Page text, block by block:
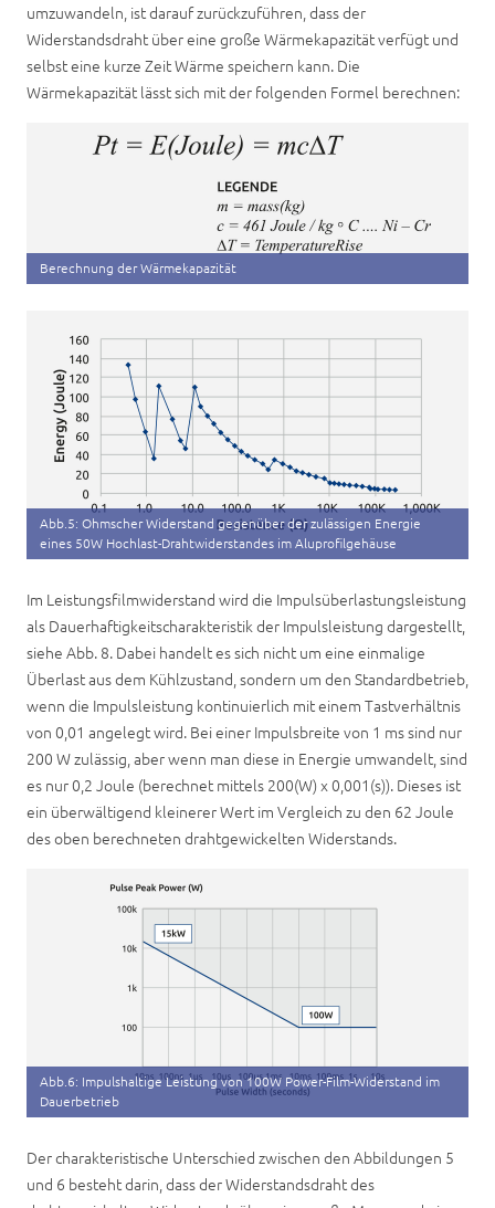
umzuwandeln, ist darauf zurückzuführen, dass der
Widerstandsdraht über eine große Wärmekapazität verfügt und
selbst eine kurze Zeit Wärme speichern kann. Die
Wärmekapazität lässt sich mit der folgenden Formel berechnen:
Berechnung der Wärmekapazität
Abb.5: Ohmscher Widerstand gegenüber der zulässigen Energie
eines 50W Hochlast-Drahtwiderstandes im Aluprofilgehäuse
Im Leistungsfilmwiderstand wird die Impulsüberlastungsleistung
als Dauerhaftigkeitscharakteristik der Impulsleistung dargestellt,
siehe Abb. 8. Dabei handelt es sich nicht um eine einmalige
Überlast aus dem Kühlzustand, sondern um den Standardbetrieb,
wenn die Impulsleistung kontinuierlich mit einem Tastverhältnis
von 0,01 angelegt wird. Bei einer Impulsbreite von 1 ms sind nur
200 W zulässig, aber wenn man diese in Energie umwandelt, sind
es nur 0,2 Joule (berechnet mittels 200(W) x 0,001(s)). Dieses ist
ein überwältigend kleinerer Wert im Vergleich zu den 62 Joule
des oben berechneten drahtgewickelten Widerstands.
Abb.6: Impulshaltige Leistung von 100W Power-Film-Widerstand im
Dauerbetrieb
Der charakteristische Unterschied zwischen den Abbildungen 5
und 6 besteht darin, dass der Widerstandsdraht des